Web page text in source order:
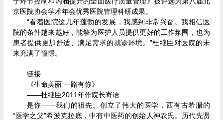
京医院协会学术年会优秀医院管理科研成果。
“看着医院这几年蓬勃的发展，我感到非常兴奋。我相信医
院的条件越来越好，能够为医护人员提供更好的工作氛围，也为
患者提供更加舒适、满足需求的就诊环境。”杜继臣对医院的未
来充满了憧憬。
链接
《生命美丽 一路有你》
——杜继臣2011年作院长寄语
是你——我们的祖先。创立了伟大的医学，西有古希腊的
“医学之父”希波克拉底，中有中医药的创始人神农氏。历代先贤